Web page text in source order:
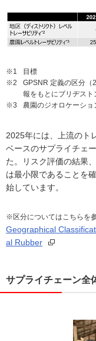
※1
目標
※2
GPSNR 定義の区分（
報をもとにブリヂスト
※3
農園のジオロケーシ
2025年には、上流のト
ベースのサプライチェ
た。リスク評価の結果
は最小限であることを
始しています。
※区分についてはこちらを
Geographical
al Rubber
サプライチェーン全